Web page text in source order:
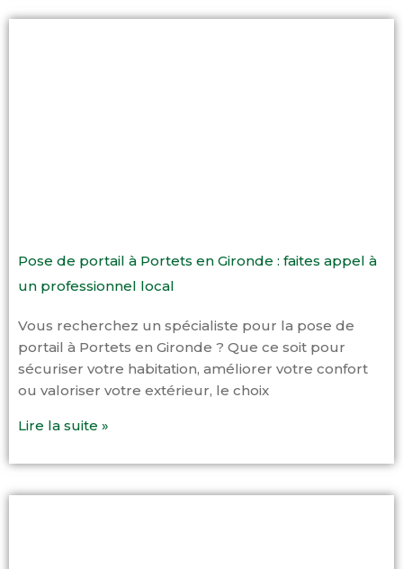
Pose de portail à Portets en Gironde : faites appel à
un professionnel local
Vous recherchez un spécialiste pour la pose de
portail à Portets en Gironde ? Que ce soit pour
sécuriser votre habitation, améliorer votre confort
ou valoriser votre extérieur, le choix
Lire la suite »